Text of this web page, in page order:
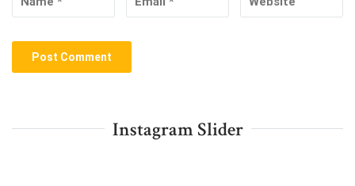
Instagram Slider